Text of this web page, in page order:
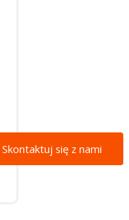
Skontaktuj się z nami